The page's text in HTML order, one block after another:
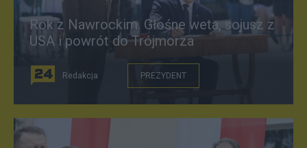
Rok z Nawrockim. Głośne weta, sojusz z
USA i powrót do Trójmorza
Redakcja PREZYDENT